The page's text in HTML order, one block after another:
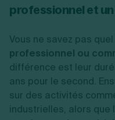
professionnel et
Vous ne savez pas
professionnel ou
différence est leur
ans pour le second.
sur des activités
industrielles, alors